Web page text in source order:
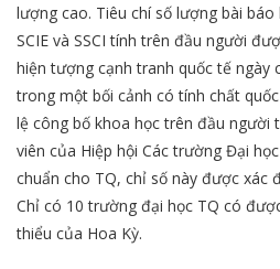
lượng cao. Tiêu chí số lượng bài
SCIE và SSCI tính trên đầu người
hiện tượng cạnh tranh quốc tế ngày
trong một bối cảnh có tính chất
lệ công bố khoa học trên đầu người
viên của Hiệp hội Các trường Đại
chuẩn cho TQ, chỉ số này được xác
Chỉ có 10 trường đại học TQ có
thiểu của Hoa Kỳ.